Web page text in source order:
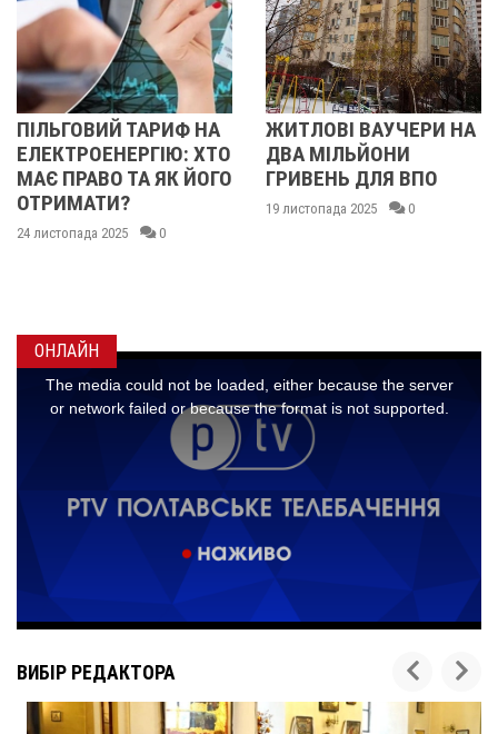
НА
ХТО
ЙОГО
ЖИТЛОВІ ВАУЧЕРИ НА
ДВА МІЛЬЙОНИ
ГРИВЕНЬ ДЛЯ ВПО
19 листопада 2025
ЯК ЗМІНИЛИСЬ
НА ОРЕНДУ
ПОЛТАВІ У
ЛИСТОПАДІ:
ОНЛАЙН
ВИБІР РЕДАКТОРА